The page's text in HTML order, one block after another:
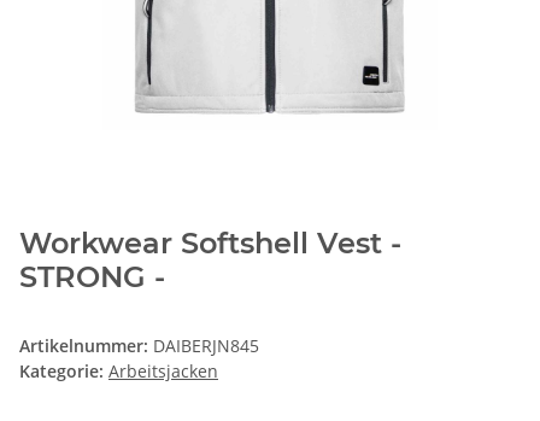
Workwear Softshell Vest -
STRONG -
Artikelnummer: DAIBERJN845
Kategorie: Arbeitsjacken